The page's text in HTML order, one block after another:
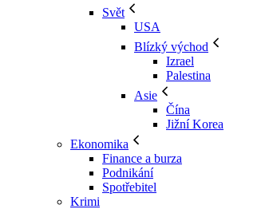
Svět
USA
Blízký východ
Izrael
Palestina
Asie
Čína
Jižní Korea
Ekonomika
Finance a burza
Podnikání
Spotřebitel
Krimi